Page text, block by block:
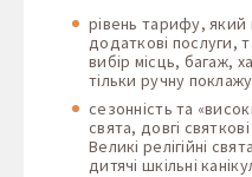
рівень тарифу, який
додаткові послуги,
вибір місць, багаж,
тільки ручну
сезонність та
свята, довгі
Великі релігійні
дитячі шкільні